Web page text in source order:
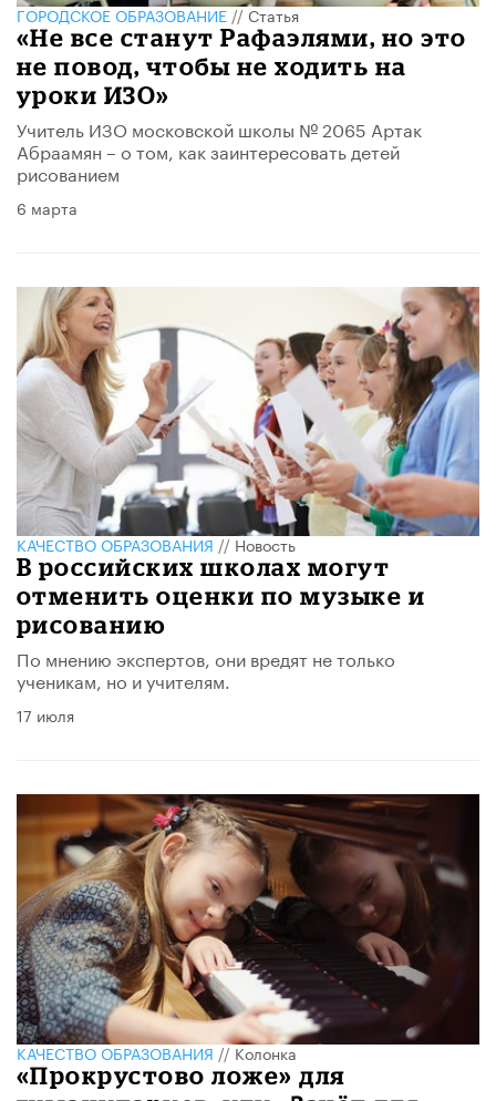
ГОРОДСКОЕ ОБРАЗОВАНИЕ//Статья
«Не все станут Рафаэлями, но это
не повод, чтобы не ходить на
уроки ИЗО»
Учитель ИЗО московской школы № 2065 Артак
Абраамян – о том, как заинтересовать детей
рисованием
6 марта
КАЧЕСТВО ОБРАЗОВАНИЯ//Новость
В российских школах могут
отменить оценки по музыке и
рисованию
По мнению экспертов, они вредят не только
ученикам, но и учителям.
17 июля
КАЧЕСТВО ОБРАЗОВАНИЯ//Колонка
«Прокрустово ложе» для